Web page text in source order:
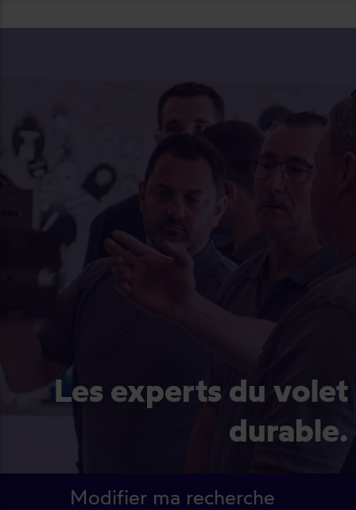
Les experts du volet
durable.
Modifier ma recherche